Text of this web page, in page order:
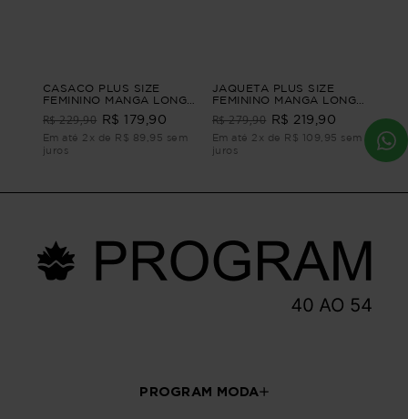
CASACO PLUS SIZE
FEMININO MANGA LONGA
SUEDE PÊSSEGO Verde
M - 44
R$ 229,90 R$ 179,90
Em até 2x de R$ 89,95 sem
juros
JAQUETA PLUS SIZE
FEMININO MANGA LONGA
ABRAÇO Azul M
R$ 279,90 R$ 219,90
Em até 2x de R$ 109,95 sem
juros